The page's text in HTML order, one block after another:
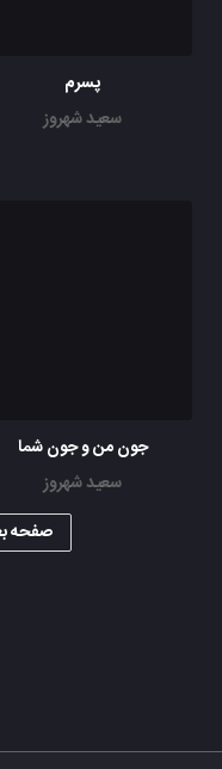
پسرم
سعید شهروز
جون من و جون شما
سعید شهروز
صفحه